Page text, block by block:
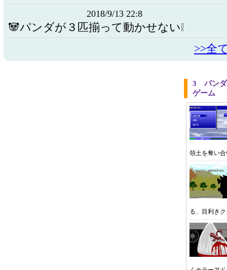
2018/9/13 22:8
🐼パンダが３匹揃って動かせない❕
>>全
3 パンダ
ゲーム
領土を奪い
る、目利き